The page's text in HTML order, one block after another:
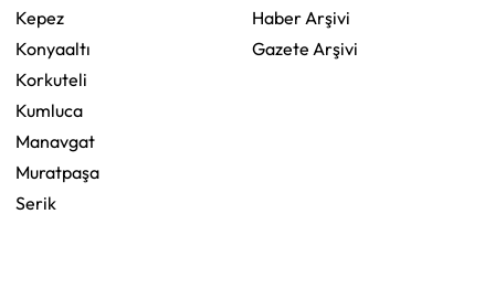
Kepez
Konyaaltı
Korkuteli
Kumluca
Manavgat
Muratpaşa
Serik
Haber Arşivi
Gazete Arşivi